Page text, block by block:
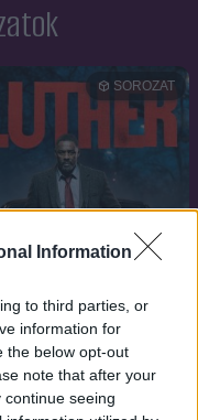
Information
to third parties, or
information for
the below opt-out
note that after your
seeing
SOROZAT